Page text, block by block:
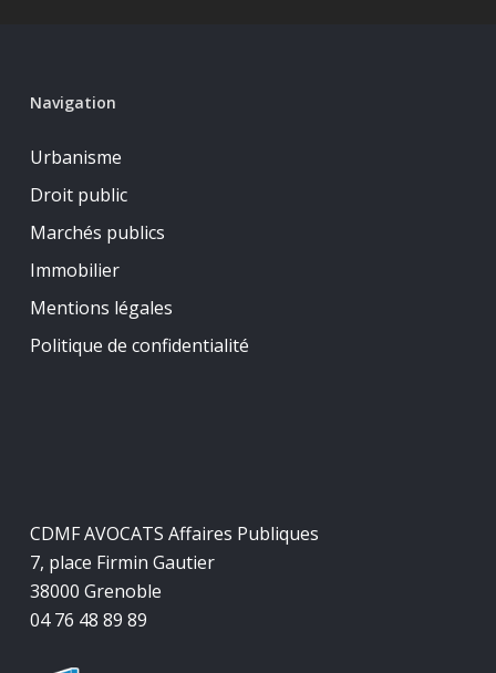
Navigation
Urbanisme
Droit public
Marchés publics
Immobilier
Mentions légales
Politique de confidentialité
CDMF AVOCATS Affaires Publiques
7, place Firmin Gautier
38000 Grenoble
04 76 48 89 89